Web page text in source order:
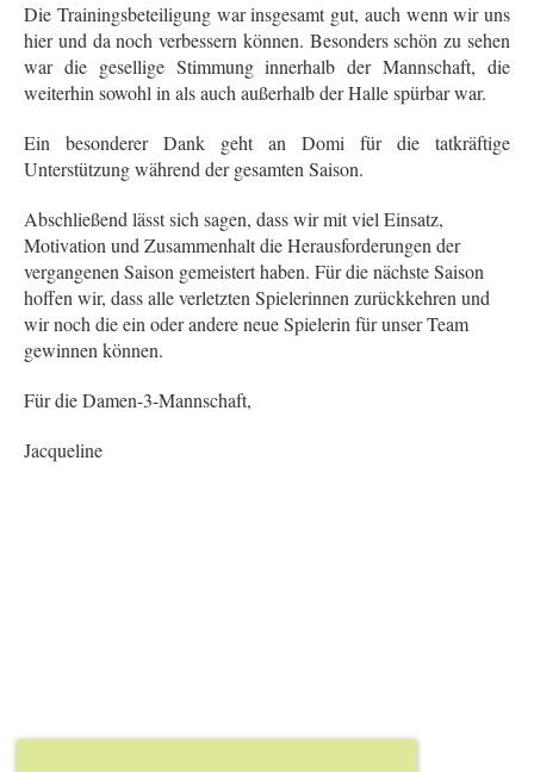
Die Trainingsbeteiligung war insgesamt gut, auch wenn wir uns
hier und da noch verbessern können. Besonders schön zu sehen
war die gesellige Stimmung innerhalb der Mannschaft, die
weiterhin sowohl in als auch außerhalb der Halle spürbar war.
Ein besonderer Dank geht an Domi für die tatkräftige
Unterstützung während der gesamten Saison.
Abschließend lässt sich sagen, dass wir mit viel Einsatz,
Motivation und Zusammenhalt die Herausforderungen der
vergangenen Saison gemeistert haben. Für die nächste Saison
hoffen wir, dass alle verletzten Spielerinnen zurückkehren und
wir noch die ein oder andere neue Spielerin für unser Team
gewinnen können.
Für die Damen-3-Mannschaft,
Jacqueline